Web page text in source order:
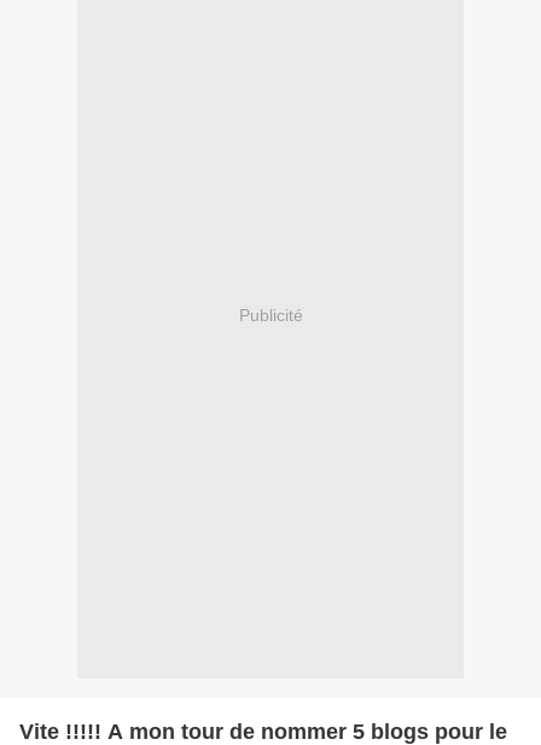
Publicité
Vite !!!!! A mon tour de nommer 5 blogs pour le